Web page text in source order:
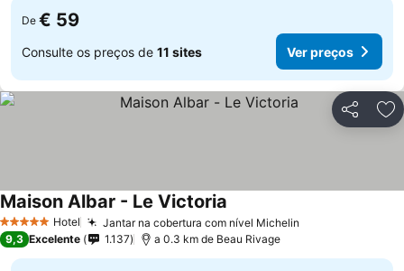
De € 59
Consulte os preços de 11 sites Ver preços
Partilhar
5 Estrelas Hotel Jantar na cobertura com nível Michelin
Maison Albar - Le Victoria
9,3 Excelente 1.137 a 0.3 km de Beau Rivage